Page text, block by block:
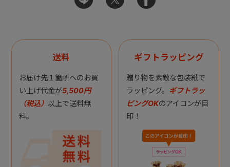
送料
お届け先１箇所へのお買
い上げ代金が5,500円
（税込） 以上で送料無
料。
ギフトラッピング
贈り物を素敵な包装紙で
ラッピング。 ギフトラッ
ピングOKのアイコンが目
印！